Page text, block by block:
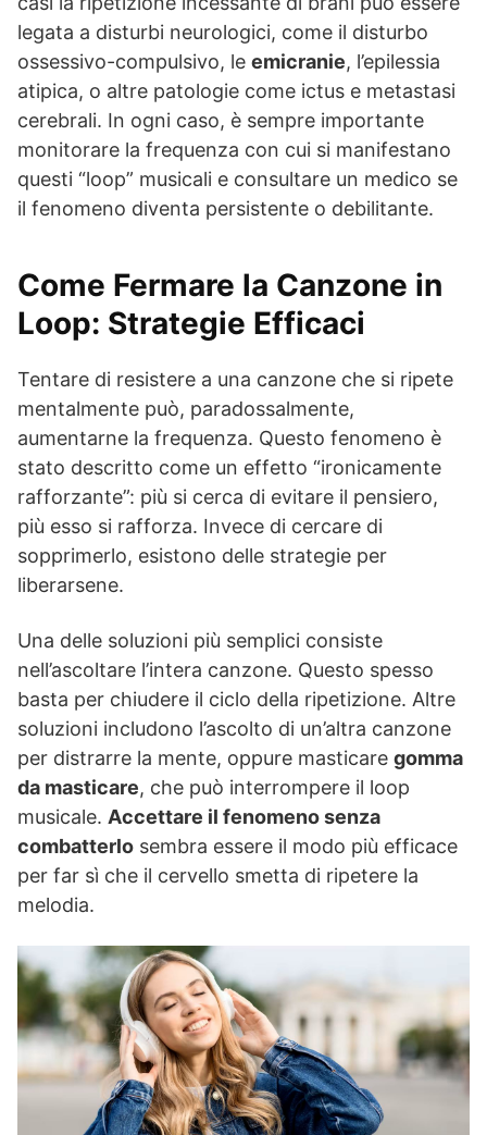
legata a disturbi neurologici, come il disturbo
ossessivo-compulsivo, le emicranie, l’epilessia
atipica, o altre patologie come ictus e metastasi
cerebrali. In ogni caso, è sempre importante
monitorare la frequenza con cui si manifestano
questi “loop” musicali e consultare un medico se
il fenomeno diventa persistente o debilitante.
Come Fermare la Canzone in
Loop: Strategie Efficaci
Tentare di resistere a una canzone che si ripete
mentalmente può, paradossalmente,
aumentarne la frequenza. Questo fenomeno è
stato descritto come un effetto “ironicamente
rafforzante”: più si cerca di evitare il pensiero,
più esso si rafforza. Invece di cercare di
sopprimerlo, esistono delle strategie per
liberarsene.
Una delle soluzioni più semplici consiste
nell’ascoltare l’intera canzone. Questo spesso
basta per chiudere il ciclo della ripetizione. Altre
soluzioni includono l’ascolto di un’altra canzone
per distrarre la mente, oppure masticare gomma
da masticare, che può interrompere il loop
musicale. Accettare il fenomeno senza
combatterlo sembra essere il modo più efficace
per far sì che il cervello smetta di ripetere la
melodia.